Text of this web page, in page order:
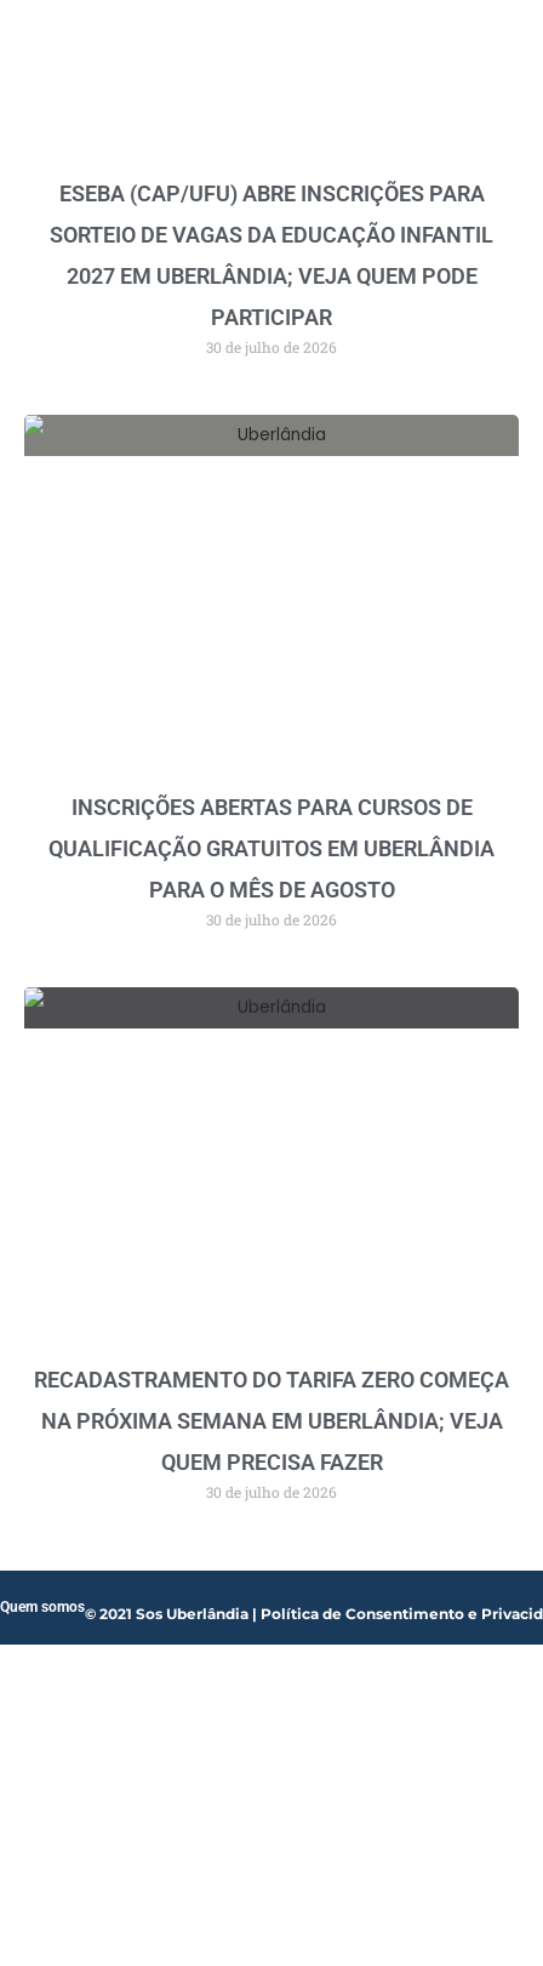
ESEBA (CAP/UFU) ABRE INSCRIÇÕES PARA
SORTEIO DE VAGAS DA EDUCAÇÃO INFANTIL
2027 EM UBERLÂNDIA; VEJA QUEM PODE
PARTICIPAR
30 de julho de 2026
INSCRIÇÕES ABERTAS PARA CURSOS DE
QUALIFICAÇÃO GRATUITOS EM UBERLÂNDIA
PARA O MÊS DE AGOSTO
30 de julho de 2026
RECADASTRAMENTO DO TARIFA ZERO COMEÇA
NA PRÓXIMA SEMANA EM UBERLÂNDIA; VEJA
QUEM PRECISA FAZER
30 de julho de 2026
© 2021 Sos Uberlândia | Política de Consentimento e
Quem somos